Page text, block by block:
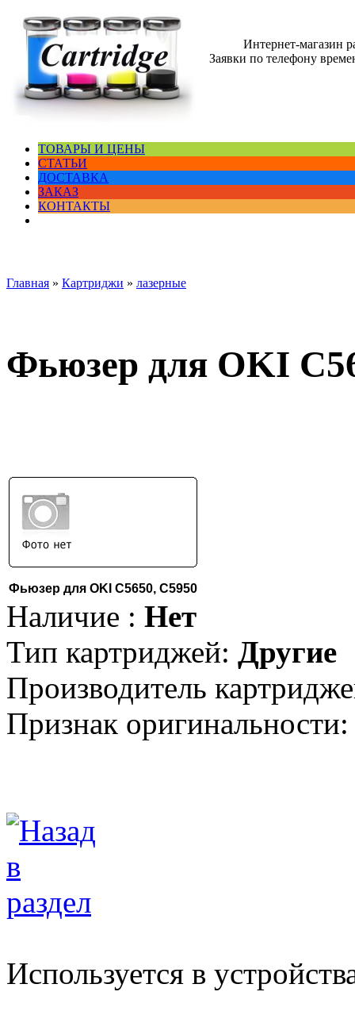
Интернет-магазин
Заявки по телефону
ТОВАРЫ И ЦЕНЫ
СТАТЬИ
ДОСТАВКА
ЗАКАЗ
КОНТАКТЫ
Главная » Картриджи » лазерные
Фьюзер для OKI
Фьюзер для OKI C5650, C5950
Наличие : Нет
Тип картриджей: Другие
Производитель
Признак оригинальности:
Используется в